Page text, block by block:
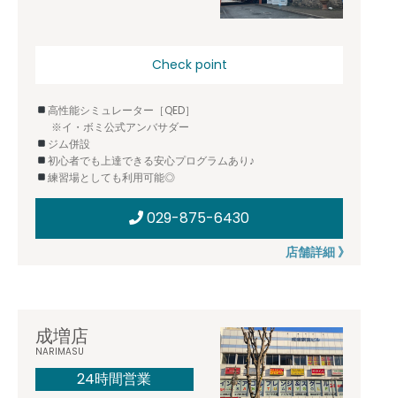
Check point
高性能シミュレーター［QED］
※イ・ボミ公式アンバサダー
ジム併設
初心者でも上達できる安心プログラムあり♪
練習場としても利用可能◎
029-875-6430
店舗詳細 》
成増店
NARIMASU
24時間営業